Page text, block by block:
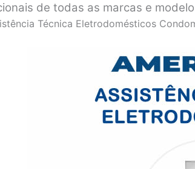
de todas as marcas e
Técnica Eletrodomésticos